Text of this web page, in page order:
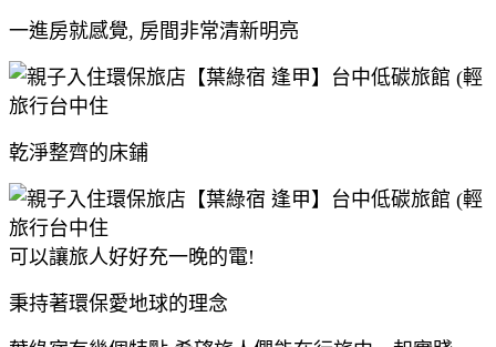
一進房就感覺, 房間非常清新明亮
乾淨整齊的床鋪
可以讓旅人好好充一晚的電!
秉持著環保愛地球的理念